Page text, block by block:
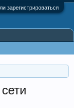
зарегистрироваться